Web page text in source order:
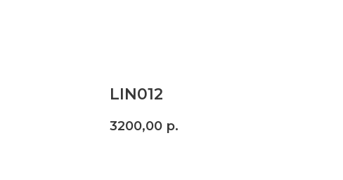
LIN012
3200,00 р.